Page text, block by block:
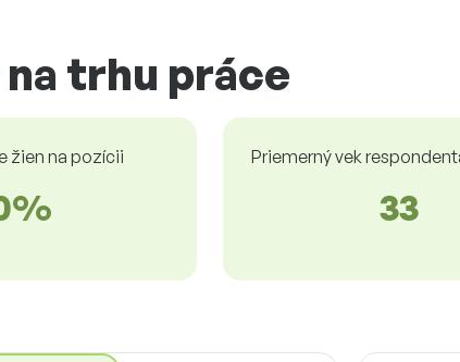
trhu práce
žien na pozícii Priemerný vek
33